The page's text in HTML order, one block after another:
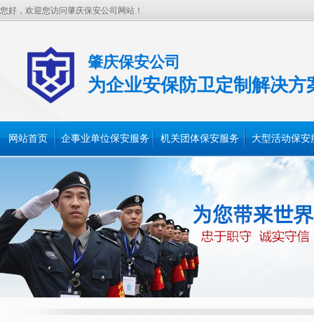
您好，欢迎您访问肇庆保安公司网站！
肇庆保安公司
为企业安保防卫定制解决方
网站首页 企事业单位保安服务 机关团体保安服务 大型活动保安